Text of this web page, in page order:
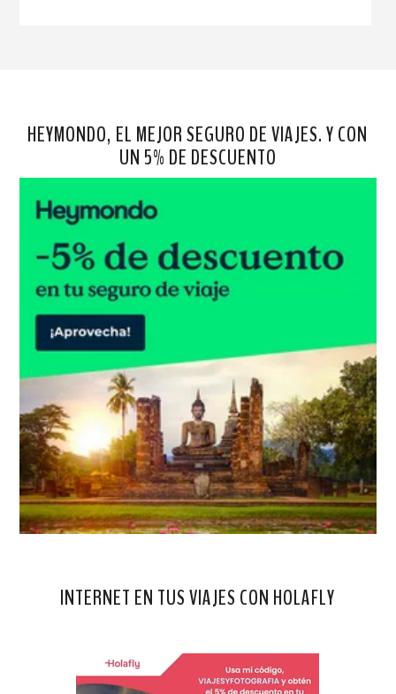
HEYMONDO, EL MEJOR SEGURO DE VIAJES. Y CON
UN 5% DE DESCUENTO
INTERNET EN TUS VIAJES CON HOLAFLY